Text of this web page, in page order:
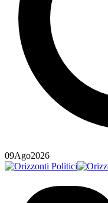
09Ago2026